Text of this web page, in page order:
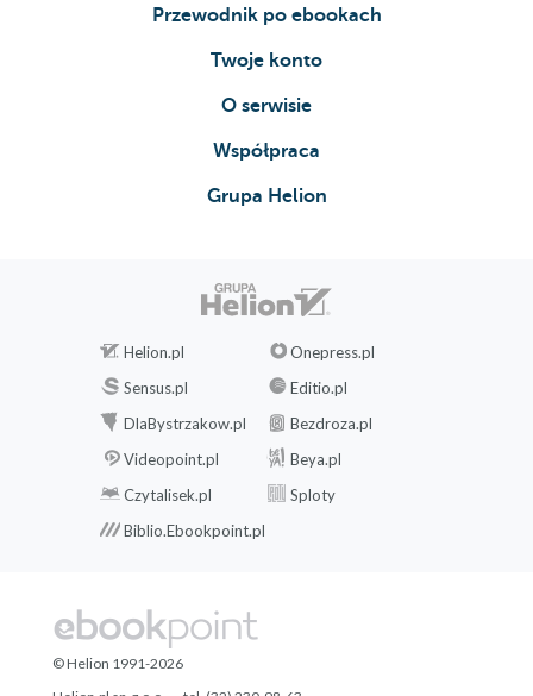
65.
66.
67.
68.
70.
71.
Przewodnik po ebookach
Twoje konto
O serwisie
Współpraca
Grupa Helion
Helion.pl
Onepress.pl
Sensus.pl
Editio.pl
DlaBystrzakow.pl
Bezdroza.pl
Videopoint.pl
Beya.pl
Czytalisek.pl
Sploty
Biblio.Ebookpoint.pl
© Helion 1991-2026